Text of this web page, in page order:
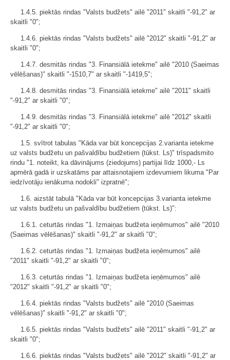
1.4.5. piektās rindas "Valsts budžets" ailē "2011" skaitli "-91,2" ar
skaitli "0";
1.4.6. piektās rindas "Valsts budžets" ailē "2012" skaitli "-91,2" ar
skaitli "0";
1.4.7. desmitās rindas "3. Finansiālā ietekme" ailē "2010 (Saeimas
vēlēšanas)" skaitli "-1510,7" ar skaitli "-1419,5";
1.4.8. desmitās rindas "3. Finansiālā ietekme" ailē "2011" skaitli
"-91,2" ar skaitli "0";
1.4.9. desmitās rindas "3. Finansiālā ietekme" ailē "2012" skaitli
"-91,2" ar skaitli "0";
1.5. svītrot tabulas "Kāda var būt koncepcijas 2.varianta ietekme
uz valsts budžetu un pašvaldību budžetiem (tūkst. Ls)" trīspadsmito
rindu "1. noteikt, ka dāvinājums (ziedojums) partijai līdz 1000,- Ls
apmērā gadā ir uzskatāms par attaisnotajiem izdevumiem likuma "Par
iedzīvotāju ienākuma nodokli" izpratnē";
1.6. aizstāt tabulā "Kāda var būt koncepcijas 3.varianta ietekme
uz valsts budžetu un pašvaldību budžetiem (tūkst. Ls)":
1.6.1. ceturtās rindas "1. Izmaiņas budžeta ieņēmumos" ailē "2010
(Saeimas vēlēšanas)" skaitli "-91,2" ar skaitli "0";
1.6.2. ceturtās rindas "1. Izmaiņas budžeta ieņēmumos" ailē
"2011" skaitli "-91,2" ar skaitli "0";
1.6.3. ceturtās rindas "1. Izmaiņas budžeta ieņēmumos" ailē
"2012" skaitli "-91,2" ar skaitli "0";
1.6.4. piektās rindas "Valsts budžets" ailē "2010 (Saeimas
vēlēšanas)" skaitli "-91,2" ar skaitli "0";
1.6.5. piektās rindas "Valsts budžets" ailē "2011" skaitli "-91,2" ar
skaitli "0";
1.6.6. piektās rindas "Valsts budžets" ailē "2012" skaitli "-91,2" ar